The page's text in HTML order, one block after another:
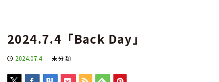
2024.7.4「Back Day」
2024.07.4 未分類